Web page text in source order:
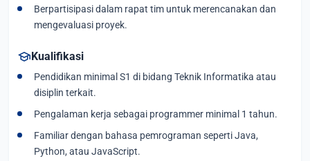
Berpartisipasi dalam rapat tim untuk merencanakan dan
mengevaluasi proyek.
schoolKualifikasi
Pendidikan minimal S1 di bidang Teknik Informatika atau
disiplin terkait.
Pengalaman kerja sebagai programmer minimal 1 tahun.
Familiar dengan bahasa pemrograman seperti Java,
Python, atau JavaScript.